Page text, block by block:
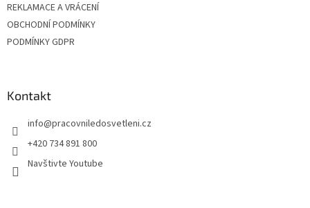
REKLAMACE A VRÁCENÍ
OBCHODNÍ PODMÍNKY
PODMÍNKY GDPR
Kontakt
info@pracovniledosvetleni.cz
+420 734 891 800
Navštivte Youtube